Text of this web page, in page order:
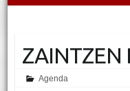
ZAINTZEN
Agenda